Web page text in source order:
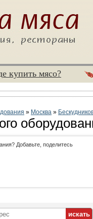
купить мясо?
» Москва »
Добавьте, поделитесь